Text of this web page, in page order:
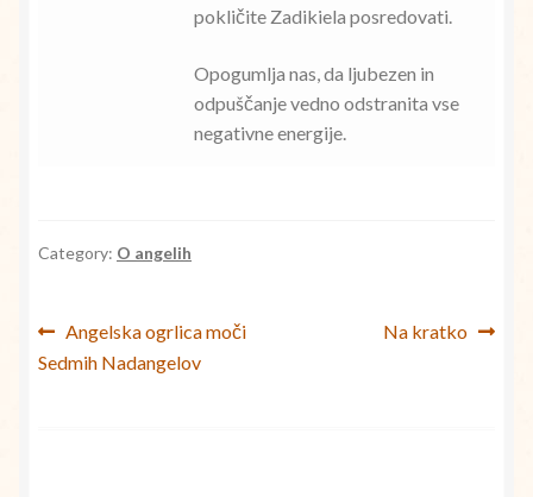
pokličite Zadikiela posredovati.
Opogumlja nas, da ljubezen in
odpuščanje vedno odstranita vse
negativne energije.
Category: O angelih
Navigacija
prispevka
Previous
post:
Angelska ogrlica moči
Sedmih Nadangelov
Next
Na kratko